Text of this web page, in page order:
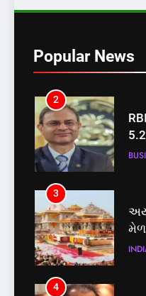
Popular NewsINDIA
2
3
4